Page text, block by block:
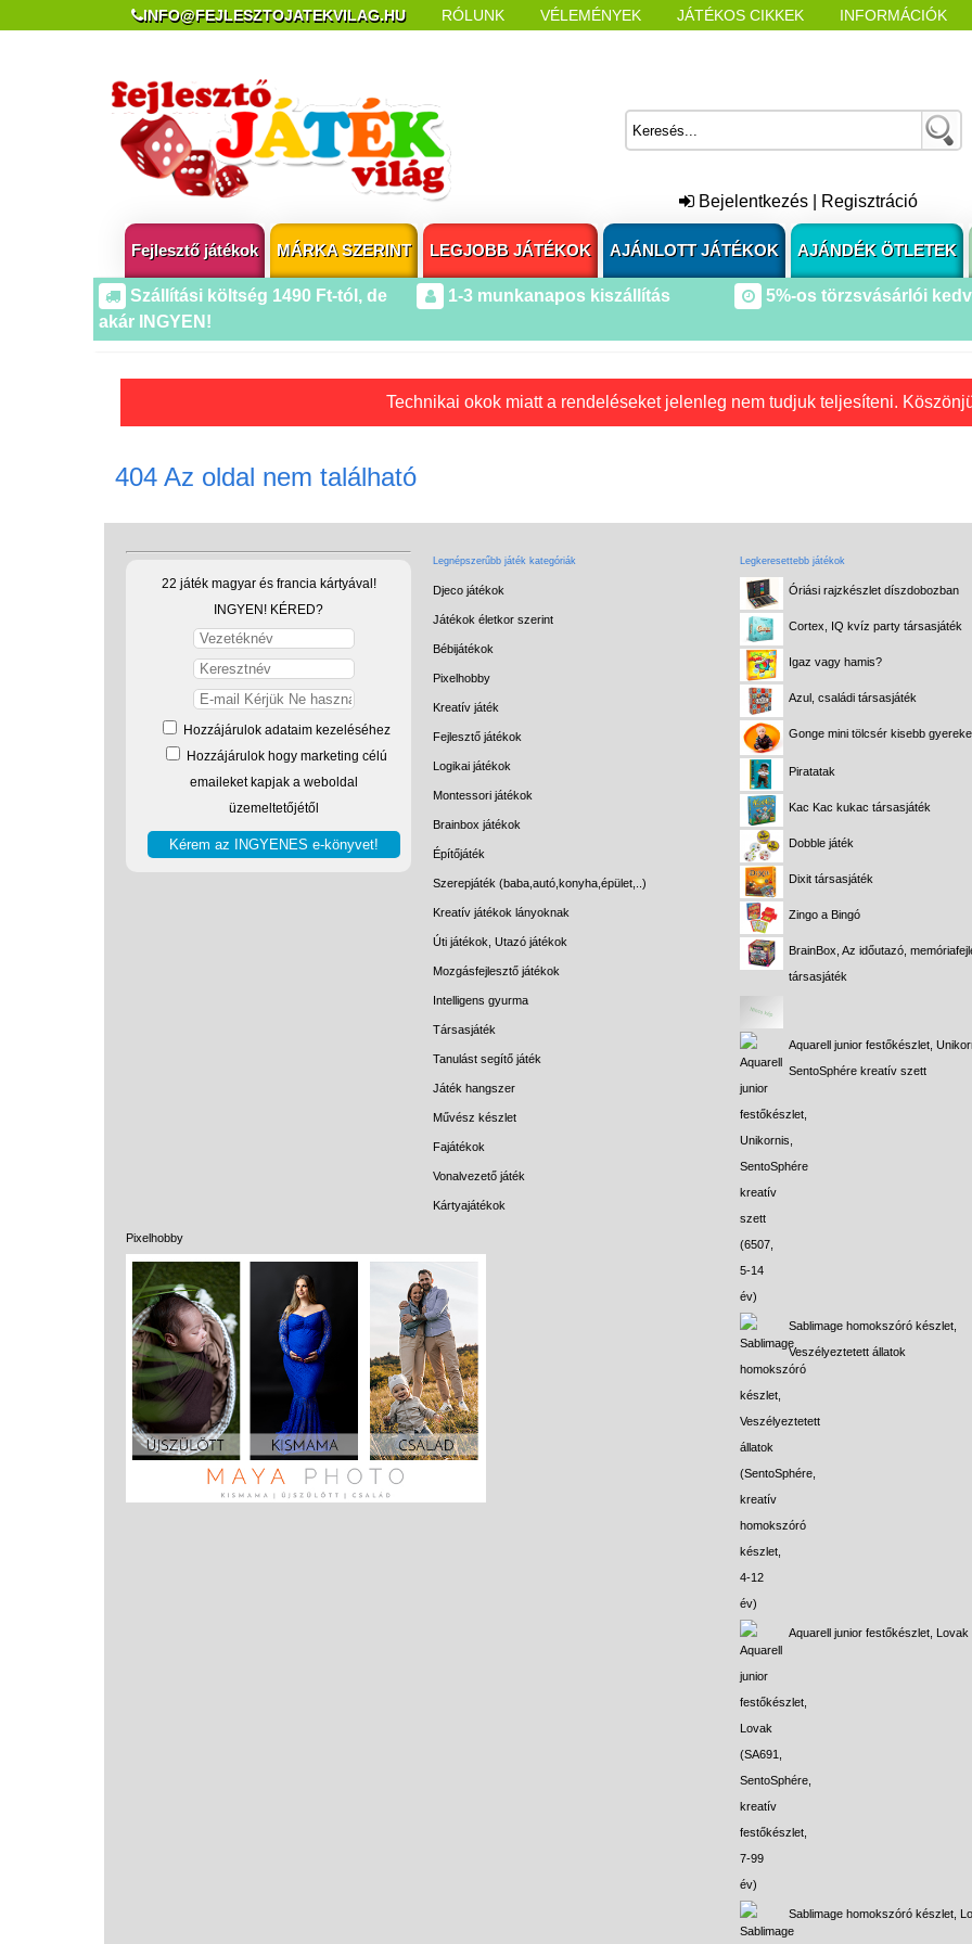
INFO@FEJLESZTOJATEKVILAG.HU RÓLUNK VÉLEMÉNYEK JÁTÉKOS CIKKEK INFORMÁCIÓK
Bejelentkezés Regisztráció
Fejlesztő játékok MÁRKA SZERINT LEGJOBB JÁTÉKOK AJÁNLOTT JÁTÉKOK AJÁNDÉK ÖTLETEK
Szállítási költség 1490 Ft-tól, de
akár INGYEN!
1-3 munkanapos kiszállítás 5%-os törzsvásárlói
Technikai okok miatt a rendeléseket jelenleg nem tudjuk teljesíteni.
404 Az oldal nem található
22 játék magyar és francia kártyával!
INGYEN! KÉRED?
Hozzájárulok adataim kezeléséhez
Hozzájárulok hogy marketing célú
emaileket kapjak a weboldal
üzemeltetőjétől
Pixelhobby
Legnépszerűbb játék kategóriák
Djeco játékok
Játékok életkor szerint
Bébijátékok
Pixelhobby
Kreatív játék
Fejlesztő játékok
Logikai játékok
Montessori játékok
Brainbox játékok
Építőjáték
Szerepjáték (baba,autó,konyha,épület,..)
Kreatív játékok lányoknak
Úti játékok, Utazó játékok
Mozgásfejlesztő játékok
Intelligens gyurma
Társasjáték
Tanulást segítő játék
Játék hangszer
Művész készlet
Fajátékok
Vonalvezető játék
Kártyajátékok
Legkeresettebb játékok
Óriási rajzkészlet díszdobozban
Cortex, IQ kvíz party társasjáték
Igaz vagy hamis?
Azul, családi társasjáték
Gonge mini tölcsér kisebb
Piratatak
Kac Kac kukac társasjáték
Dobble játék
Dixit társasjáték
Zingo a Bingó
BrainBox, Az időutazó,
társasjáték
Aquarell junior festőkészlet,
SentoSphére kreatív szett
Sablimage homokszóró készlet,
Veszélyeztetett állatok
Aquarell junior festőkészlet, Lovak
Sablimage homokszóró készlet,